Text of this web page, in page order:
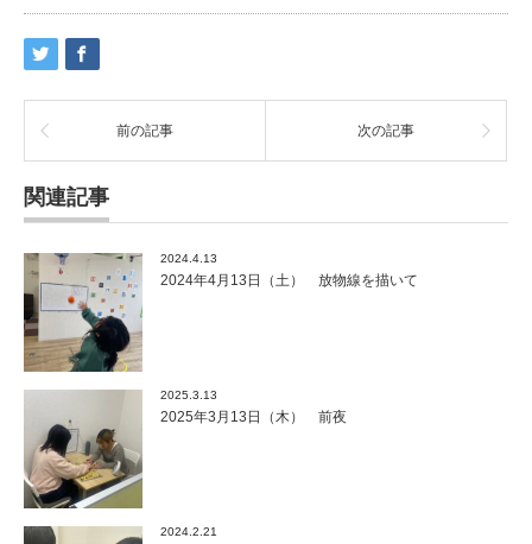
前の記事 次の記事
関連記事
2024.4.13
2024年4月13日（土） 放物線を描いて
2025.3.13
2025年3月13日（木） 前夜
2024.2.21